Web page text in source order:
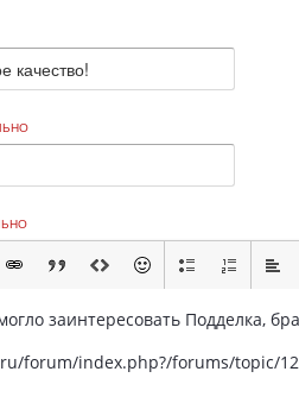
заинтересовать Подделка,
forum/index.php?/forums/topic/